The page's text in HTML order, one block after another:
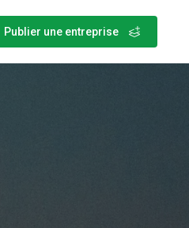
Publier une entreprise